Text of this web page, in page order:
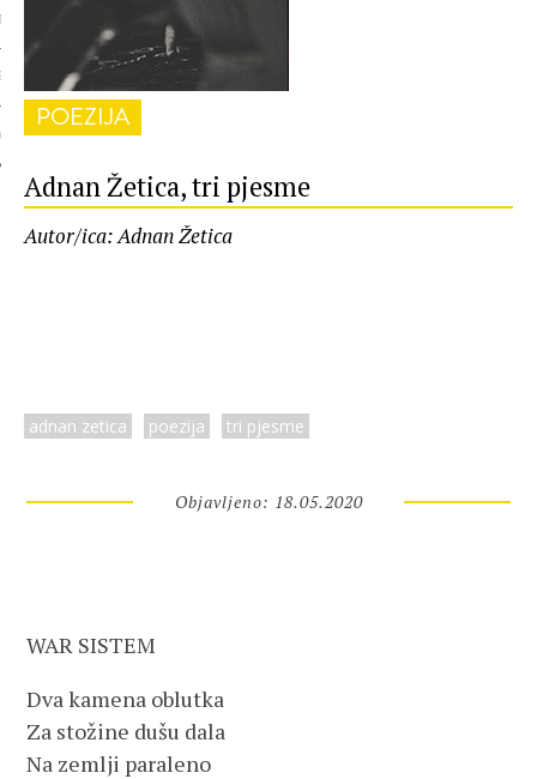
POEZIJA
Adnan Žetica, tri pjesme
Autor/ica: Adnan Žetica
adnan zetica poezija tri pjesme
Objavljeno: 18.05.2020
WAR SISTEM
Dva kamena oblutka
Za stožine dušu dala
Na zemlji paraleno